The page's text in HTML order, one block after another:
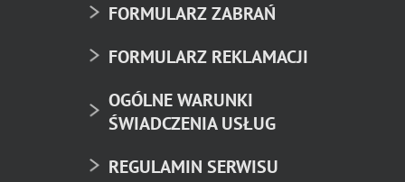
FORMULARZ ZABRAŃ
FORMULARZ REKLAMACJI
OGÓLNE WARUNKI
ŚWIADCZENIA USŁUG
REGULAMIN SERWISU